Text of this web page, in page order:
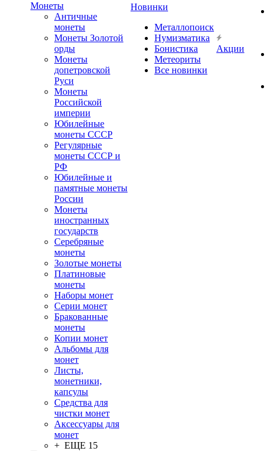
Монеты
Античные
монеты
Монеты Золотой
орды
Монеты
допетровской
Руси
Монеты
Российской
империи
Юбилейные
монеты СССР
Регулярные
монеты СССР и
РФ
Юбилейные и
памятные монеты
России
Монеты
иностранных
государств
Серебряные
монеты
Золотые монеты
Платиновые
монеты
Наборы монет
Серии монет
Бракованные
монеты
Копии монет
Альбомы для
монет
Листы,
монетники,
капсулы
Средства для
чистки монет
Аксессуары для
монет
+ ЕЩЕ 15
Новинки
Металлопоиск
Нумизматика
Бонистика
Метеориты
Все новинки
Акции